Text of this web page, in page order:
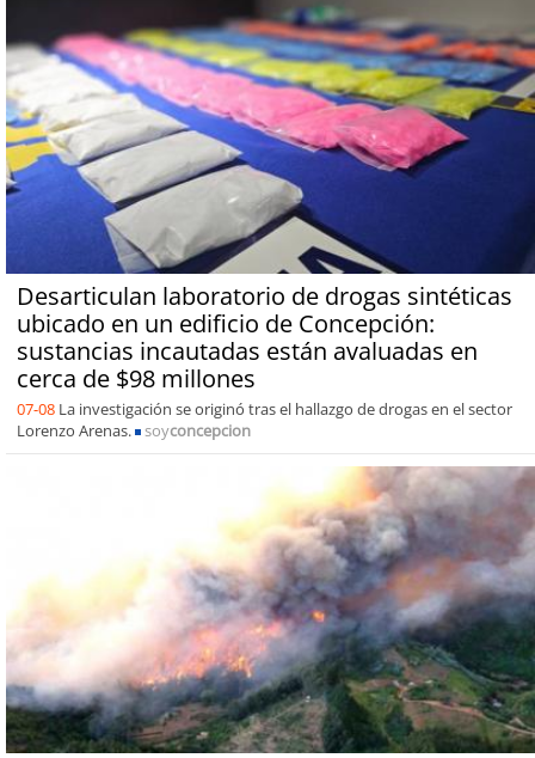
Desarticulan laboratorio de drogas sintéticas
ubicado en un edificio de Concepción:
sustancias incautadas están avaluadas en
cerca de $98 millones
07-08 La investigación se originó tras el hallazgo de drogas en el sector
Lorenzo Arenas.
soyconcepcion